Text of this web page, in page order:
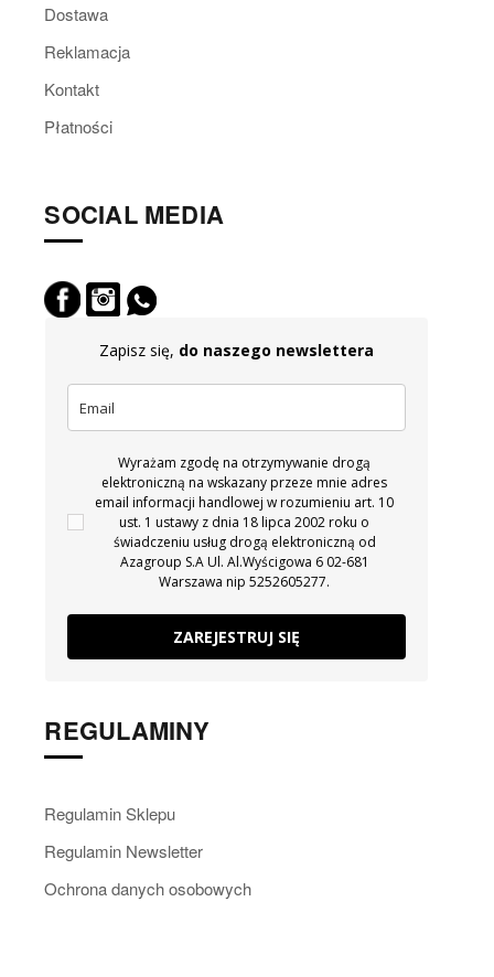
Dostawa
Reklamacja
Kontakt
Płatności
SOCIAL MEDIA
Zapisz się, do naszego newslettera
Wyrażam zgodę na otrzymywanie drogą
elektroniczną na wskazany przeze mnie adres
email informacji handlowej w rozumieniu art. 10
ust. 1 ustawy z dnia 18 lipca 2002 roku o
świadczeniu usług drogą elektroniczną od
Azagroup S.A Ul. Al.Wyścigowa 6 02-681
Warszawa nip 5252605277.
ZAREJESTRUJ SIĘ
REGULAMINY
Regulamin Sklepu
Regulamin Newsletter
Ochrona danych osobowych